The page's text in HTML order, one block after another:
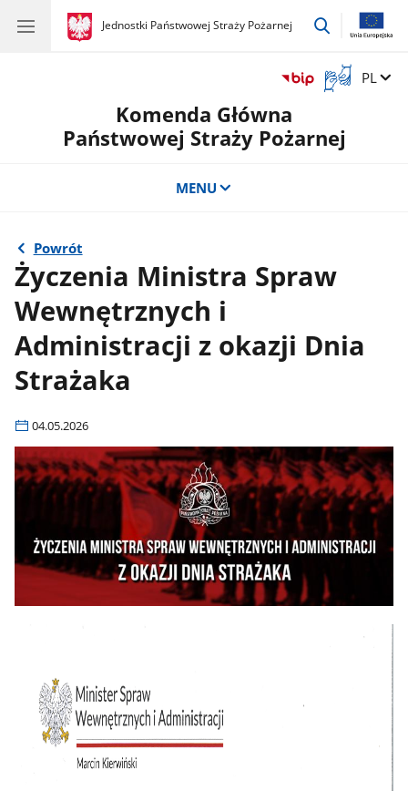
gov.pl
Jednostki Państwowej Straży Pożarnej
gov.pl
Jednostki
przejdź
Otwórz
okno
tłumaczem
języka
Zmień
PL
Komenda Główna
Państwowej Straży Pożarnej
MENU
Powrót
Życzenia Ministra Spraw
Wewnętrznych i
Administracji z okazji Dnia
Strażaka
04.05.2026